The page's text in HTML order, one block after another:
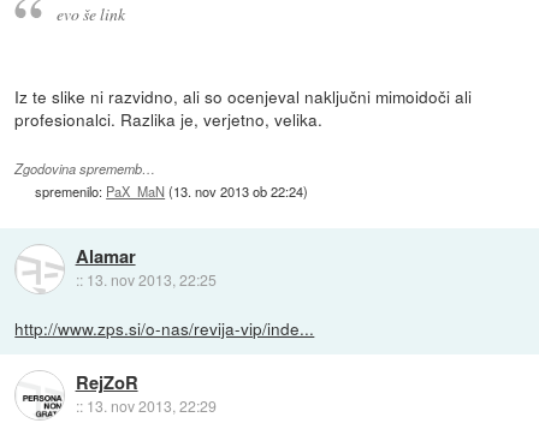
evo še link
Iz te slike ni razvidno, ali so ocenjeval naključni mimoidoči ali
profesionalci. Razlika je, verjetno, velika.
Zgodovina sprememb…
spremenilo: PaX_MaN(13. nov 2013 ob 22:24)
Alamar
:: 13. nov 2013, 22:25
http://www.zps.si/o-nas/revija-vip/inde...
RejZoR
:: 13. nov 2013, 22:29